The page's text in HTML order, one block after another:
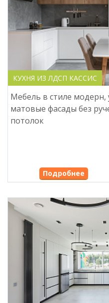
КУХНЯ ИЗ ЛДСП КАССИС
Мебель в стиле
матовые фасады без
потолок
Подробнее